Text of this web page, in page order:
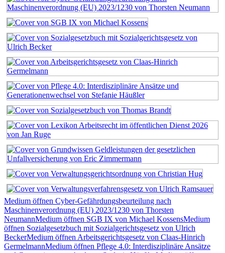
Medium öffnen Cyber-Gefährdungsbeurteilung nach
Maschinenverordnung (EU) 2023/1230 von Thorsten
NeumannMedium öffnen SGB IX von Michael KossensMedium
öffnen Sozialgesetzbuch mit Sozialgerichtsgesetz von Ulrich
BeckerMedium öffnen Arbeitsgerichtsgesetz von Claas-Hinrich
GermelmannMedium öffnen Pflege 4.0: Interdisziplinäre Ansätze